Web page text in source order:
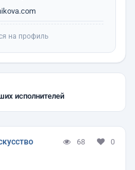
на профиль
исполнителей
68 0